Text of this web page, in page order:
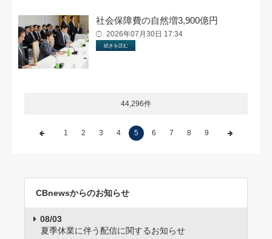
社会保障費の自然増3,900億円
2026年07月30日 17:34
続きを読む
44,296件
1 2 3 4 5 6 7 8 9
CBnewsからのお知らせ
08/03
夏季休業に伴う配信に関するお知らせ